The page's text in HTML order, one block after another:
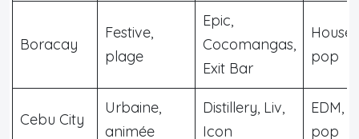
Boracay
Festive,
plage
Epic,
Cocomangas,
Exit Bar
House,
pop
Cebu City
Urbaine,
animée
Distillery, Liv,
Icon
EDM,
pop